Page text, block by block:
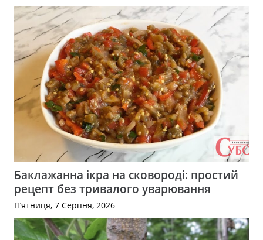
Баклажанна ікра на сковороді: простий
рецепт без тривалого уварювання
П’ятниця, 7 Серпня, 2026